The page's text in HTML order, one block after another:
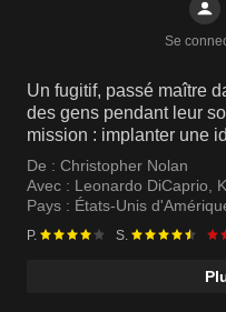
Se
Un fugitif, passé maître
des gens pendant leur
mission : implanter une
De : Christopher Nolan
Avec : Leonardo DiCaprio,
Joseph Gordon-Levitt
Pays : États-Unis
P. S.